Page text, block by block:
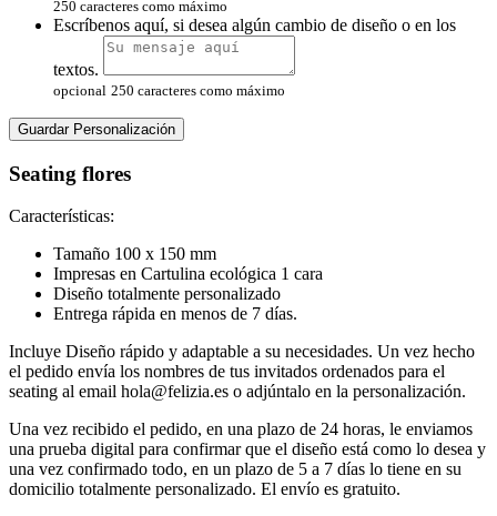
250 caracteres como máximo
Escríbenos aquí, si desea algún cambio de diseño o en los
textos.
opcional 250 caracteres como máximo
Guardar Personalización
Seating flores
Características:
Tamaño 100 x 150 mm
Impresas en Cartulina ecológica 1 cara
Diseño totalmente personalizado
Entrega rápida en menos de 7 días.
Incluye Diseño rápido y adaptable a su necesidades. Un vez hecho
el pedido envía los nombres de tus invitados ordenados para el
seating al email hola@felizia.es o adjúntalo en la personalización.
Una vez recibido el pedido, en una plazo de 24 horas, le enviamos
una prueba digital para confirmar que el diseño está como lo desea y
una vez confirmado todo, en un plazo de 5 a 7 días lo tiene en su
domicilio totalmente personalizado. El envío es gratuito.